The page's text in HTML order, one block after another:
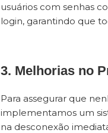
usuários com senhas
login, garantindo que
3. Melhorias no
Para assegurar que
implementamos um
na desconexão